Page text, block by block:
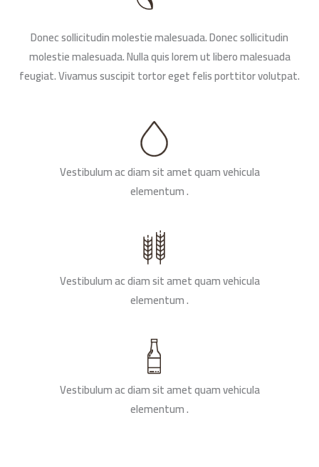
Donec sollicitudin molestie malesuada. Donec sollicitudin
molestie malesuada. Nulla quis lorem ut libero malesuada
feugiat. Vivamus suscipit tortor eget felis porttitor volutpat.
Vestibulum ac diam sit amet quam vehicula
elementum .
Vestibulum ac diam sit amet quam vehicula
elementum .
Vestibulum ac diam sit amet quam vehicula
elementum .